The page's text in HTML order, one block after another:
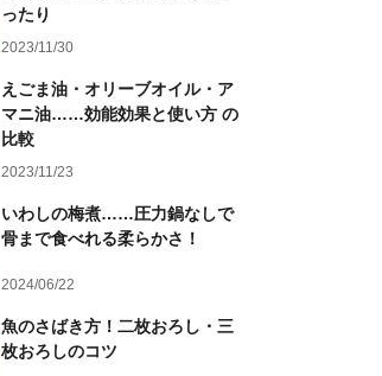
ったり
2023/11/30
えごま油・オリーブオイル・ア
マニ油……効能効果と使い方 の
比較
2023/11/23
いわしの梅煮……圧力鍋なしで
骨まで食べれる柔らかさ！
2024/06/22
魚のさばき方！二枚おろし・三
枚おろしのコツ